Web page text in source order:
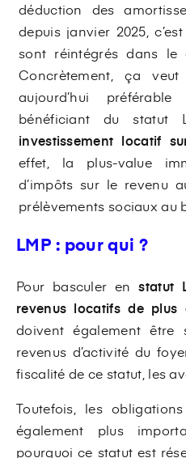
déduction des
depuis janvier 2025,
sont réintégrés dans le
Concrètement, ça
aujourd’hui
bénéficiant du statut
investissement locatif
effet, la plus-value
d’impôts sur le revenu
prélèvements sociaux au
LMP : pour qui ?
Pour basculer enstatut
revenus locatifs de
doivent également être
revenus d’activité du
fiscalité de ce statut, les
Toutefois, les
également plus
pourquoi ce statut est